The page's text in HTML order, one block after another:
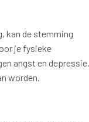
kan de stemming
je fysieke
angst en depressie.
worden.